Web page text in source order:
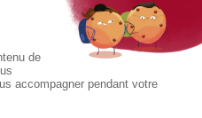
- Tous droits réservés